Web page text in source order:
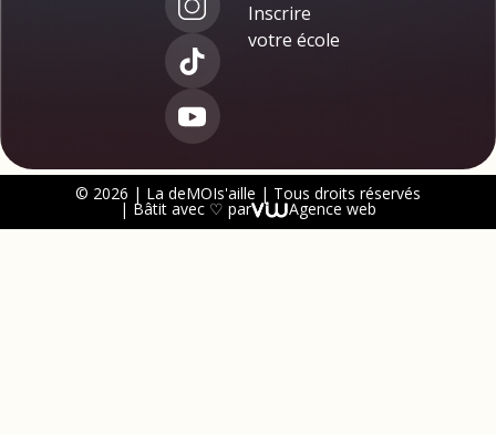
Inscrire
votre école
© 2026 | La deMOIs'aille | Tous droits réservés
| Bâtit avec ♡ par Agence web